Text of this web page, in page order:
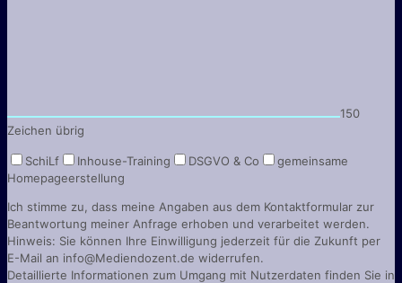
150
Zeichen übrig
SchiLf Inhouse-Training DSGVO & Co
gemeinsame
Homepageerstellung
Ich stimme zu, dass meine Angaben aus dem Kontaktformular zur
Beantwortung meiner Anfrage erhoben und verarbeitet werden.
Hinweis: Sie können Ihre Einwilligung jederzeit für die Zukunft per
E-Mail an info@Mediendozent.de widerrufen.
Detaillierte Informationen zum Umgang mit Nutzerdaten finden Sie in